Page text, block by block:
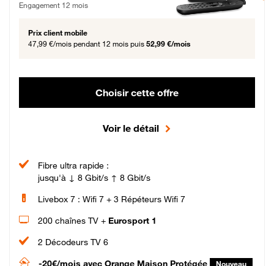
Engagement 12 mois
Prix client mobile
47,99 €/mois pendant 12 mois puis 52,99 €/mois
Choisir cette offre
Voir le détail
Fibre ultra rapide :
jusqu'à ↓ 8 Gbit/s ↑ 8 Gbit/s
Livebox 7 : Wifi 7 + 3 Répéteurs Wifi 7
200 chaînes TV + Eurosport 1
2 Décodeurs TV 6
-20€/mois avec Orange Maison Protégée Nouveau